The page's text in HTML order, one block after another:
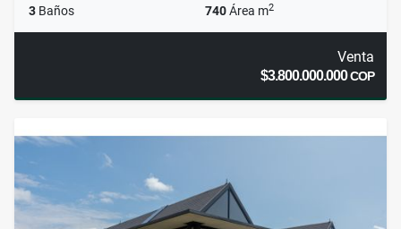
3 Baños 740Área m2
Venta
$3.800.000.000COP